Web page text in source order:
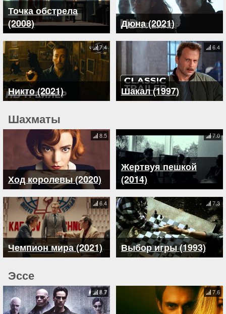
Точка обстрела
(2008)
Дюна (2021)
Никто (2021)
7.4
Шакал (1997)
6.4
Шахматы
Ход королевы (2020)
8.5
Жертвуя пешкой
(2014)
7.0
Чемпион мира (2021)
6.4
Выбор игры (1993)
7.3
Эссе
8.7 7.6